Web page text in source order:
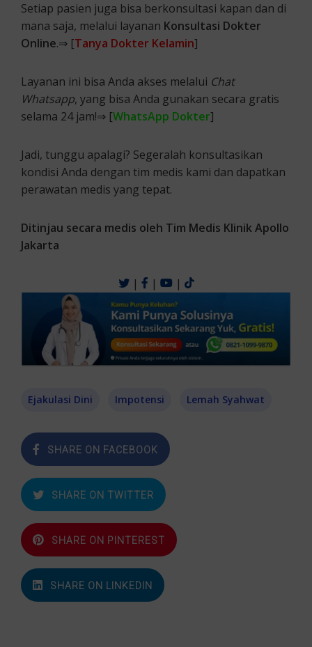
Setiap pasien juga bisa berkonsultasi kapan dan di
mana saja, melalui layanan Konsultasi Dokter
Online.⇒ [Tanya Dokter Kelamin]
Layanan ini bisa Anda akses melalui Chat
Whatsapp, yang bisa Anda gunakan secara gratis
selama 24 jam!⇒ [WhatsApp Dokter]
Jadi, tunggu apalagi? Segeralah konsultasikan
kondisi Anda dengan tim medis kami dan dapatkan
perawatan medis yang tepat.
Ditinjau secara medis oleh Tim Medis Klinik Apollo
Jakarta
| | |
Ejakulasi Dini Impotensi Lemah Syahwat
SHARE ON FACEBOOK
SHARE ON TWITTER
SHARE ON PINTEREST
SHARE ON LINKEDIN